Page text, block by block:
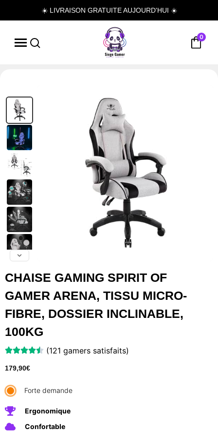
☀️ LIVRAISON GRATUITE AUJOURD'HUI ☀️
0
CHAISE GAMING SPIRIT OF
GAMER ARENA, TISSU MICRO-
FIBRE, DOSSIER INCLINABLE,
100KG
(121 gamers satisfaits)
179,90€
Forte demande
Ergonomique
Confortable